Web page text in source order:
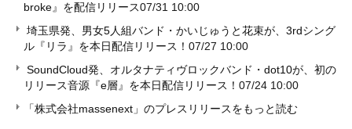
broke』を配信リリース07/31 10:00
埼玉県発、男女5人組バンド・かいじゅうと花束が、3rdシング
ル『リラ』を本日配信リリース！ 07/27 10:00
SoundCloud発、オルタナティヴロックバンド・dot10が、初の
リリース音源『e層』を本日配信リリース！ 07/24 10:00
「株式会社massenext」のプレスリリースをもっと読む